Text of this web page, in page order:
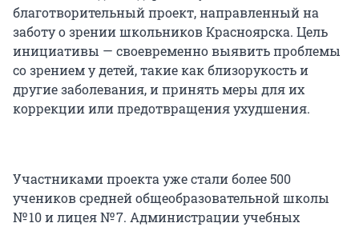
благотворительный проект, направленный на
заботу о зрении школьников Красноярска. Цель
инициативы — своевременно выявить проблемы
со зрением у детей, такие как близорукость и
другие заболевания, и принять меры для их
коррекции или предотвращения ухудшения.
Участниками проекта уже стали более 500
учеников средней общеобразовательной школы
№ 10 и лицея № 7. Администрации учебных